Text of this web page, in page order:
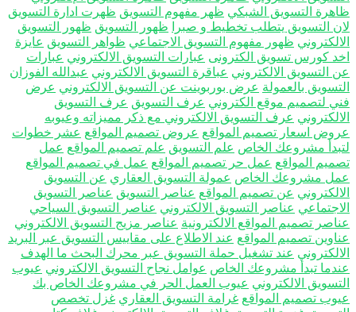
التسويق الشبكي ظهر مفهوم التسويق ظهرت ادارة التسويق
التسويق يتطلب تخطيط و صبرا ظهور التسويق ظهور التسويق
ظهور مفهوم التسويق الاجتماعي ظواهر التسويق عايزة
كورس تسويق الكترونى عبارات التسويق الالكتروني عبارات
التسويق الالكتروني عباقرة التسويق الالكتروني عبدالله الفوزان
بالعمولة عرض بوربوينت عن التسويق الالكتروني عرض
لتصميم موقع الكتروني عرف التسويق عرف التسويق
عرف التسويق الالكتروني مع ذكر مميزاته وعيوبه
اسعار تصميم المواقع عروض تصميم المواقع عشر خطوات
مشروعك الخاص علم التسويق علم تصميم المواقع عمل
المواقع عمل حر تصميم المواقع عمل في تصميم المواقع
مشروعك الخاص عمولة التسويق العقاري عن التسويق
عن تصميم المواقع عناصر التسويق عناصر التسويق
عناصر التسويق الالكتروني عناصر التسويق السياحي
تصميم المواقع الالكترونية عناصر مزيج التسويق الالكتروني
تصميم المواقع عند الاطلاع على مقاييس التسويق عبر البريد
عند تشغيل حملة التسويق عبر محرك البحث ما الهدف
تبدأ مشروعك الخاص عوامل نجاح التسويق الالكتروني عيوب
الالكتروني عيوب العمل الحر في مشروعك الخاص بك
تصميم المواقع غرامة التسويق العقاري غزل تخصص